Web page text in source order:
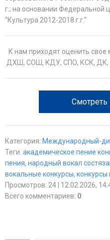
г.; на основании
"Культура 2012-2018 г.г."
К нам приходят оценить
ДХШ, СОШ, КДУ, СПО, КСК, ДК,
Категория: Международный-
Теги: академическое пение
пения, народный вокал
вокальные конкурсы, конкурсы
Просмотров: 24 | 12.02.2026,
Всего комментариев: 0